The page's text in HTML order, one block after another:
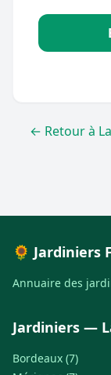
← Retour à
🌻 Jardiniers
Annuaire des
Jardiniers —
Bordeaux (7)